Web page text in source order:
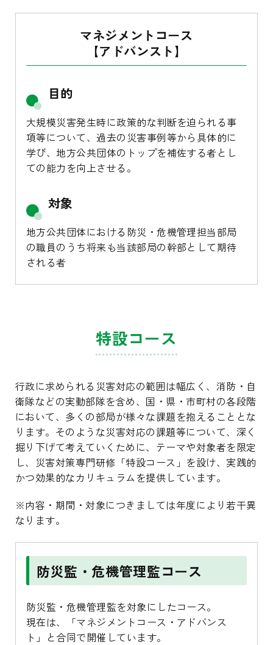
マネジメントコース
【アドバンスト】
目的
大規模災害発生時に政策的な判断を迫られる事
項等について、過去の災害事例等から具体的に
学び、地方公共団体のトップを補佐する者とし
ての能力を向上させる。
対象
地方公共団体における防災・危機管理担当部局
の職員のうち将来も当該部局の幹部として期待
される者
特設コース
行政に求められる災害対応の範囲は幅広く、消防・自
衛隊などの実動部隊を含め、国・県・市町村の各段階
において、多くの部局が様々な課題を抱えることとな
ります。そのような災害対応の課題等について、深く
掘り下げて考えていくために、テーマや対象者を限定
し、災害対策専門研修「特設コース」を設け、実践的
かつ効果的なカリキュラムを提供しています。
※内容・期間・対象につきましては年度により若干異
なります。
防災監・危機管理監コース
防災監・危機管理監を対象にしたコース。
現在は、「マネジメントコース・アドバンス
ト」と合同で開催しています。